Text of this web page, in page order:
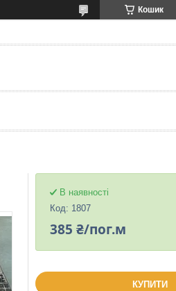
Кошик
В наявності
Код: 1807
385 ₴/пог.м
КУПИТИ